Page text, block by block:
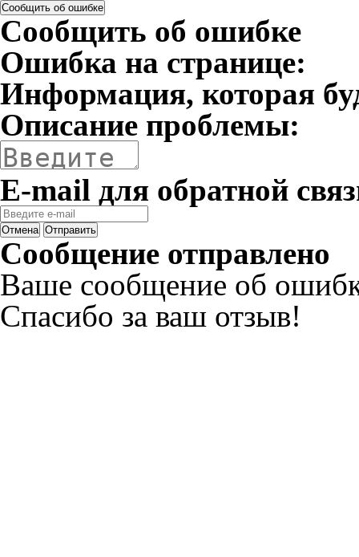
Сообщить об ошибке
Сообщить об ошибке
Ошибка на странице:
Информация, которая
Описание проблемы:
E-mail для обратной
Отмена Отправить
Сообщение отправлено
Ваше сообщение об
Спасибо за ваш отзыв!